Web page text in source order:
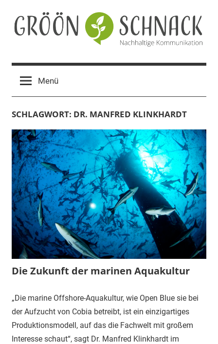
Inhalt
springen
Gröön
Schnack
Menü
SCHLAGWORT: DR. MANFRED KLINKHARDT
Die Zukunft der marinen Aquakultur
„Die marine Offshore-Aquakultur, wie Open Blue sie bei
der Aufzucht von Cobia betreibt, ist ein einzigartiges
Produktionsmodell, auf das die Fachwelt mit großem
Interesse schaut“, sagt Dr. Manfred Klinkhardt im